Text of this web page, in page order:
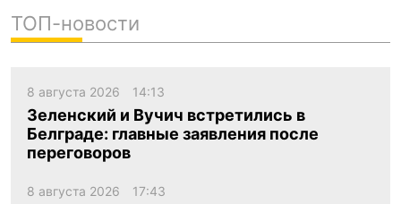
ТОП-новости
8 августа 2026 14:13
Зеленский и Вучич встретились в
Белграде: главные заявления после
переговоров
8 августа 2026 17:43